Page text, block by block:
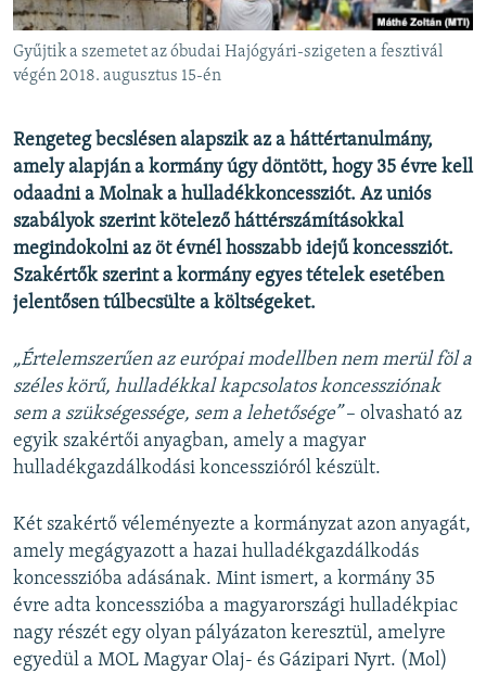
A MÚLT TANULSÁGAI
KÖVESSEN MINKET!
Valamennyi RFE/RL weboldal
Gyűjtik a szemetet az óbudai Hajógyári-szigeten a fesztivál
végén 2018. augusztus 15-én
Rengeteg becslésen alapszik az a háttértanulmány,
amely alapján a kormány úgy döntött, hogy 35 évre kell
odaadni a Molnak a hulladékkoncessziót. Az uniós
szabályok szerint kötelező háttérszámításokkal
megindokolni az öt évnél hosszabb idejű koncessziót.
Szakértők szerint a kormány egyes tételek esetében
jelentősen túlbecsülte a költségeket.
„Értelemszerűen az európai modellben nem merül föl a
széles körű, hulladékkal kapcsolatos koncessziónak
sem a szükségessége, sem a lehetősége”– olvasható az
egyik szakértői anyagban, amely a magyar
hulladékgazdálkodási koncesszióról készült.
Két szakértő véleményezte a kormányzat azon anyagát,
amely megágyazott a hazai hulladékgazdálkodás
koncesszióba adásának. Mint ismert, a kormány 35
évre adta koncesszióba a magyarországi hulladékpiac
nagy részét egy olyan pályázaton keresztül, amelyre
egyedül a MOL Magyar Olaj- és Gázipari Nyrt. (Mol)